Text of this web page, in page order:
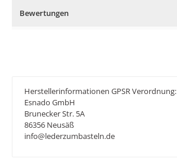
Bewertungen
Herstellerinformationen GPSR Verordnung:
Esnado GmbH
Brunecker Str. 5A
86356 Neusäß
info@lederzumbasteln.de